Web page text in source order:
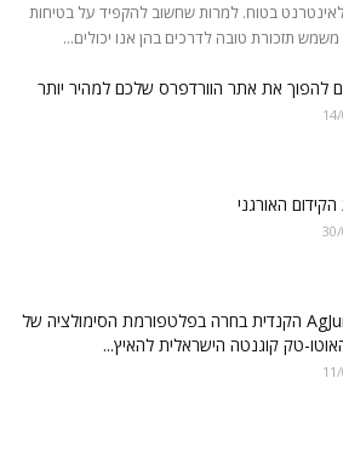
לאינטרנט בטוח. למרות שחשוב להקפיד על בטיחות
תזכורת טובה לדרכים בהן אנו יכולים...
‌הקידום‌ ‌האורגני‌
AgJunction הקנדית בחרה בפלטפורמת הסימולציה של
טק קוגנטה הישראלית להאיץ...